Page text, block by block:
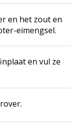
en het zout en
eimengsel.
en vul ze